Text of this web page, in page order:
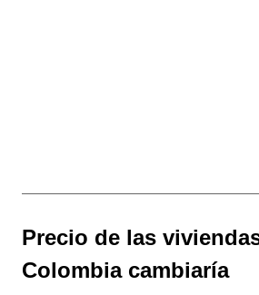
Precio de las
Colombia cambiaría